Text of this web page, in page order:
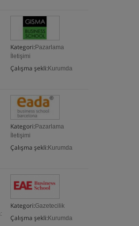
Kategori: Pazarlama
İletişimi
Çalışma şekli: Kurumda
Kategori: Pazarlama
İletişimi
Çalışma şekli: Kurumda
Kategori:Gazetecilik
Çalışma şekli: Kurumda